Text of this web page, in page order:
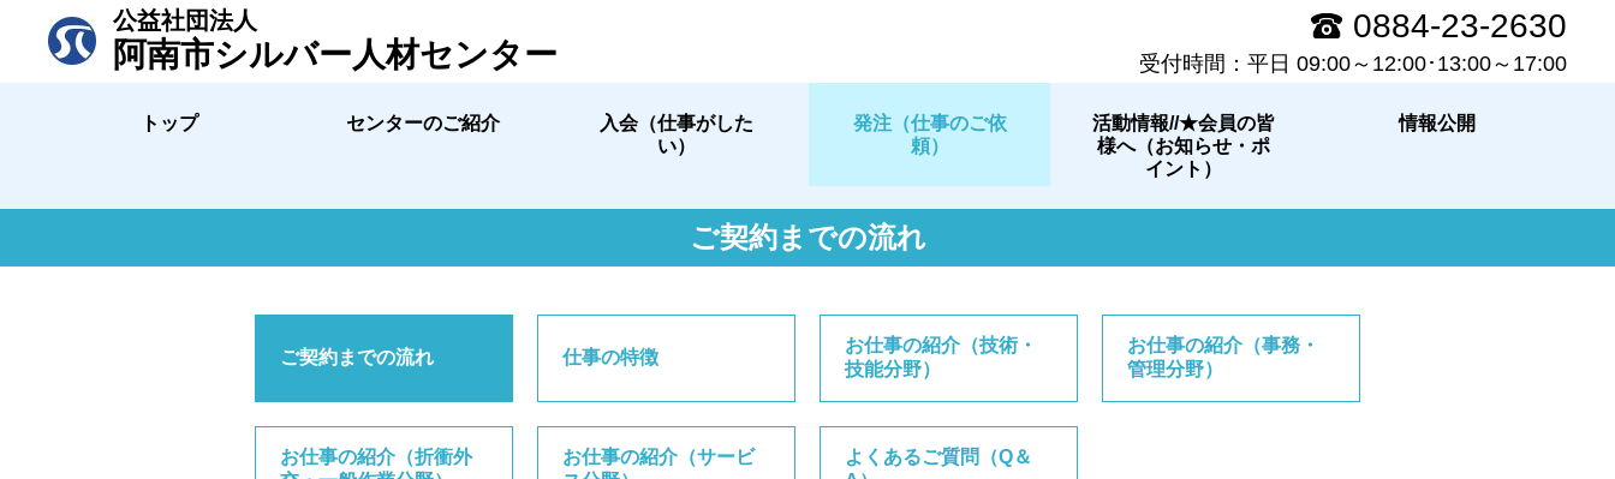
公益社団法人
阿南市シルバー人材センター
0884-23-2630
受付時間：平日 09:00～12:00･13:00～17:00
トップ センターのご紹介
入会（仕事がした
い）
発注（仕事のご依
頼）
活動情報//★会員の皆
様へ（お知らせ・ポ
イント）
情報公開
ご契約までの流れ
ご契約までの流れ 仕事の特徴
お仕事の紹介（技術・
技能分野）
お仕事の紹介（事務・
管理分野）
お仕事の紹介（折衝外
お仕事の紹介（サービ
よくあるご質問（Q＆